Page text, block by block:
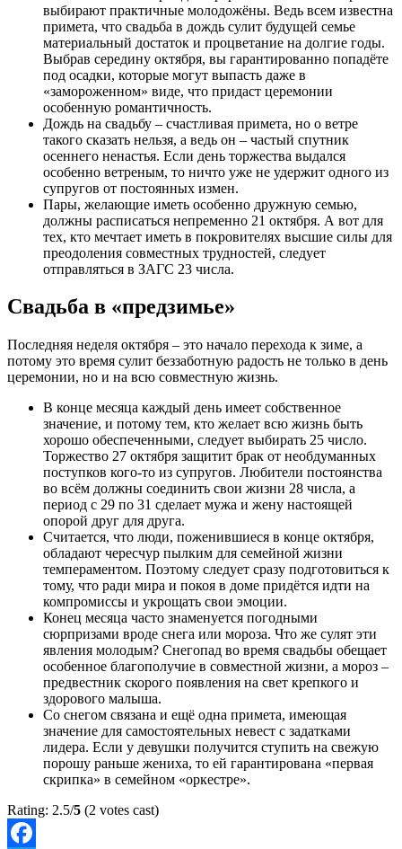
выбирают практичные молодожёны. Ведь всем известна
примета, что свадьба в дождь сулит будущей семье
материальный достаток и процветание на долгие годы.
Выбрав середину октября, вы гарантированно попадёте
под осадки, которые могут выпасть даже в
«замороженном» виде, что придаст церемонии
особенную романтичность.
Дождь на свадьбу – счастливая примета, но о ветре
такого сказать нельзя, а ведь он – частый спутник
осеннего ненастья. Если день торжества выдался
особенно ветреным, то ничто уже не удержит одного из
супругов от постоянных измен.
Пары, желающие иметь особенно дружную семью,
должны расписаться непременно 21 октября. А вот для
тех, кто мечтает иметь в покровителях высшие силы для
преодоления совместных трудностей, следует
отправляться в ЗАГС 23 числа.
Свадьба в «предзимье»
Последняя неделя октября – это начало перехода к зиме, а
потому это время сулит беззаботную радость не только в день
церемонии, но и на всю совместную жизнь.
В конце месяца каждый день имеет собственное
значение, и потому тем, кто желает всю жизнь быть
хорошо обеспеченными, следует выбирать 25 число.
Торжество 27 октября защитит брак от необдуманных
поступков кого-то из супругов. Любители постоянства
во всём должны соединить свои жизни 28 числа, а
период с 29 по 31 сделает мужа и жену настоящей
опорой друг для друга.
Считается, что люди, поженившиеся в конце октября,
обладают чересчур пылким для семейной жизни
темпераментом. Поэтому следует сразу подготовиться к
тому, что ради мира и покоя в доме придётся идти на
компромиссы и укрощать свои эмоции.
Конец месяца часто знаменуется погодными
сюрпризами вроде снега или мороза. Что же сулят эти
явления молодым? Снегопад во время свадьбы обещает
особенное благополучие в совместной жизни, а мороз –
предвестник скорого появления на свет крепкого и
здорового малыша.
Со снегом связана и ещё одна примета, имеющая
значение для самостоятельных невест с задатками
лидера. Если у девушки получится ступить на свежую
порошу раньше жениха, то ей гарантирована «первая
скрипка» в семейном «оркестре».
Rating: 2.5/5 (2 votes cast)